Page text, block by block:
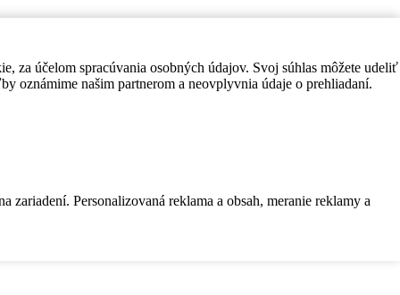
za účelom spracúvania osobných údajov. Svoj súhlas môžete udeliť
oznámime našim partnerom a neovplyvnia údaje o prehliadaní.
Personalizovaná reklama a obsah, meranie reklamy a